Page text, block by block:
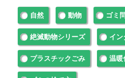
自然 動物 ゴミ
絶滅動物シリーズ イン
プラスチックごみ 温暖